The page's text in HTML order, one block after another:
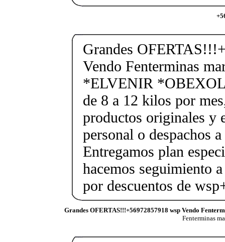
Grandes
Vendo Fenterminas
*ELVENIR
de 8 a 12 kilos por
productos originales y
personal o despachos
Entregamos plan
hacemos seguimiento
por descuentos de
Grandes OFERTAS!!!+56972857918 wsp Vendo
Fenterminas